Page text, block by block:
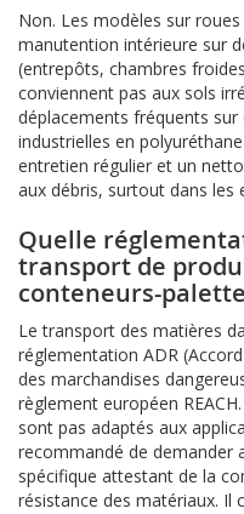
Non. Les modèles sur
manutention intérieure sur
(entrepôts, chambres
conviennent pas aux sols
déplacements fréquents
industrielles en
entretien régulier et un
aux débris, surtout dans les
Quelle
transport de
conteneurs-
Le transport des matières
réglementation ADR
des marchandises
règlement européen
sont pas adaptés aux
recommandé de demander
spécifique attestant de la
résistance des matériaux. Il